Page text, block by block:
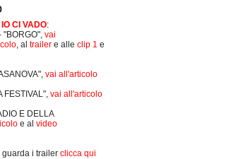
CI VADO:
"BORGO", vai
, al trailer e alle clip 1 e
vai all'articolo
FESTIVAL", vai all'articolo
E DELLA
e al video
, guarda i trailer clicca qui